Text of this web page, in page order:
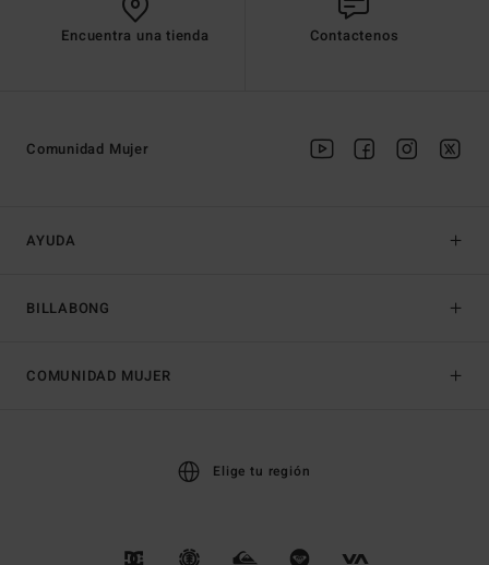
Encuentra una tienda Contactenos
AYUDA
BILLABONG
Comunidad Mujer
COMUNIDAD MUJER
Elige tu región